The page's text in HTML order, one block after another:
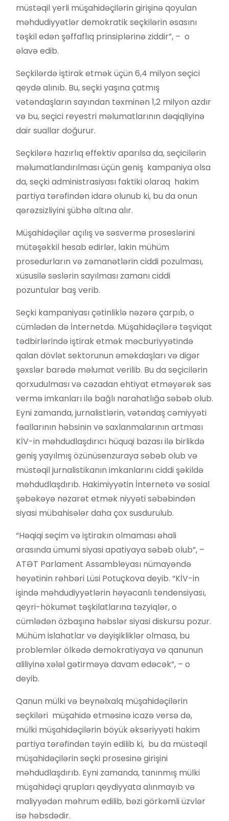
müstəqil yerli müşahidəçilərin girişinə qoyulan
məhdudiyyətlər demokratik seçkilərin əsasını
təşkil edən şəffaflıq prinsiplərinə ziddir”, – o
əlavə edib.
Seçkilərdə iştirak etmək üçün 6,4 milyon seçici
qeydə alınıb. Bu, seçki yaşına çatmış
vətəndaşların sayından təxminən 1,2 milyon azdır
və bu, seçici reyestri məlumatlarının dəqiqliyinə
dair suallar doğurur.
Seçkilərə hazırlıq effektiv aparılsa da, seçicilərin
məlumatlandırılması üçün geniş kampaniya olsa
da, seçki administrasiyası faktiki olaraq hakim
partiya tərəfindən idarə olunub ki, bu da onun
qərəzsizliyini şübhə altına alır.
Müşahidəçilər açılış və səsvermə proseslərini
mütəşəkkil hesab edirlər, lakin mühüm
prosedurların və zəmanətlərin ciddi pozulması,
xüsusilə səslərin sayılması zamanı ciddi
pozuntular baş verib.
Seçki kampaniyası çətinliklə nəzərə çarpıb, o
cümlədən də İnternetdə. Müşahidəçilərə təşviqat
tədbirlərində iştirak etmək məcburiyyətində
qalan dövlət sektorunun əməkdaşları və digər
şəxslər barədə məlumat verilib. Bu da seçicilərin
qorxudulması və cəzadan ehtiyat etməyərək səs
vermə imkanları ilə bağlı narahatlığa səbəb olub.
Eyni zamanda, jurnalistlərin, vətəndaş cəmiyyəti
fəallarının həbsinin və saxlanmalarının artması
KİV-in məhdudlaşdırıcı hüquqi bazası ilə birlikdə
geniş yayılmış özünüsenzuraya səbəb olub və
müstəqil jurnalistikanın imkanlarını ciddi şəkildə
məhdudlaşdırıb. Hakimiyyətin İnternetə və sosial
şəbəkəyə nəzarət etmək niyyəti səbəbindən
siyasi mübahisələr daha çox susdurulub.
“Həqiqi seçim və iştirakın olmaması əhali
arasında ümumi siyasi apatiyaya səbəb olub”, –
ATƏT Parlament Assambleyası nümayəndə
heyətinin rəhbəri Lüsi Potuçkova deyib. “KİV-in
işində məhdudiyyətlərin həyəcanlı tendensiyası,
qeyri-hökumət təşkilatlarına təzyiqlər, o
cümlədən özbaşına həbslər siyasi diskursu pozur.
Mühüm islahatlar və dəyişikliklər olmasa, bu
problemlər ölkədə demokratiyaya və qanunun
aliliyinə xələl gətirməyə davam edəcək”, – o
deyib.
Qanun mülki və beynəlxalq müşahidəçilərin
seçkiləri müşahidə etməsinə icazə versə də,
mülki müşahidəçilərin böyük əksəriyyəti hakim
partiya tərəfindən təyin edilib ki, bu da müstəqil
müşahidəçilərin seçki prosesinə girişini
məhdudlaşdırıb. Eyni zamanda, tanınmış mülki
müşahidəçi qrupları qeydiyyata alınmayıb və
maliyyədən məhrum edilib, bəzi görkəmli üzvlər
isə həbsdədir.